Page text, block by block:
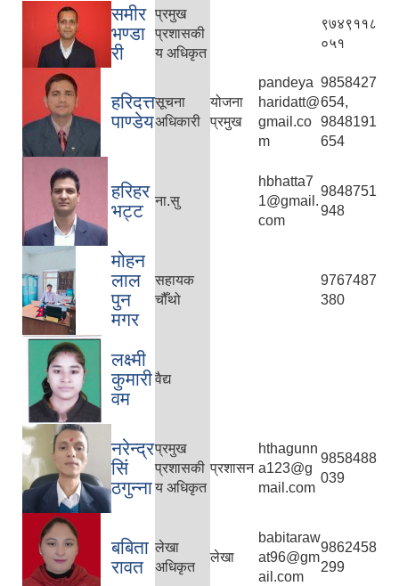
समीर
भण्डा
री
प्रमुख
प्रशासकी
य अधिकृत
९७४९११८
०५१
हरिदत्त
पाण्डेय
सूचना
अधिकारी
योजना
प्रमुख
pandeya
haridatt@
gmail.co
m
9858427
654,
9848191
654
हरिहर
भट्ट
ना.सु
hbhatta7
1@gmail.
com
9848751
948
मोहन
लाल
पुन
मगर
सहायक
चौँथो
9767487
380
लक्ष्मी
कुमारी
वम
वैद्य
नरेन्द्र
सिं
ठगुन्ना
प्रमुख
प्रशासकी
य अधिकृत
प्रशासन
hthagunn
a123@g
mail.com
9858488
039
बबिता
रावत
लेखा
अधिकृत
लेखा
babitaraw
at96@gm
ail.com
9862458
299